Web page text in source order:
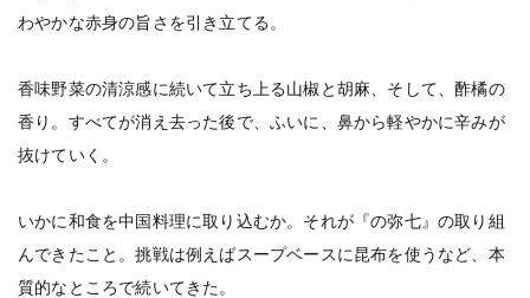
わやかな赤身の旨さを引き立てる。
香味野菜の清涼感に続いて立ち上る山椒と胡麻、そして、酢橘の
香り。すべてが消え去った後で、ふいに、鼻から軽やかに辛みが
抜けていく。
いかに和食を中国料理に取り込むか。それが『の弥七』の取り組
んできたこと。挑戦は例えばスープベースに昆布を使うなど、本
質的なところで続いてきた。